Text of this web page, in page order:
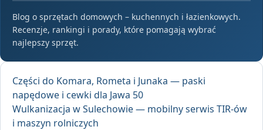
Blog o sprzętach domowych – kuchennych i łazienkowych.
Recenzje, rankingi i porady, które pomagają wybrać
najlepszy sprzęt.
Części do Komara, Rometa i Junaka — paski
napędowe i cewki dla Jawa 50
Wulkanizacja w Sulechowie — mobilny serwis TIR-ów
i maszyn rolniczych